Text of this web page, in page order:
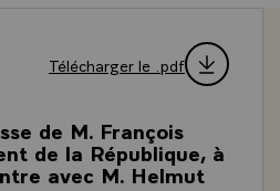
Télécharger le .pdf
de M. François
de la République, à
avec M. Helmut